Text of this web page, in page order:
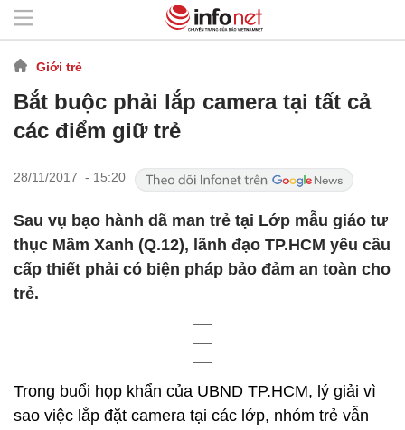
Giới trẻ
Bắt buộc phải lắp camera tại tất cả
các điểm giữ trẻ
28/11/2017 - 15:20
Sau vụ bạo hành dã man trẻ tại Lớp mẫu giáo tư
thục Mầm Xanh (Q.12), lãnh đạo TP.HCM yêu cầu
cấp thiết phải có biện pháp bảo đảm an toàn cho
trẻ.
Trong buổi họp khẩn của UBND TP.HCM, lý giải vì
sao việc lắp đặt camera tại các lớp, nhóm trẻ vẫn